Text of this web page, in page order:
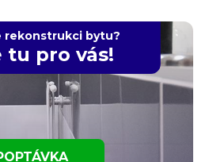
rekonstrukci bytu?
tu pro vás!